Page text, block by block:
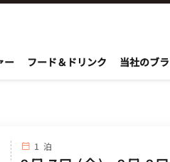
ー フード＆ドリンク 当社のブ
1 泊